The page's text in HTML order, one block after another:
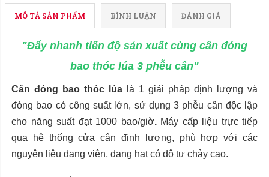
MÔ TẢ SẢN PHẨM BÌNH LUẬN ĐÁNH GIÁ
"Đẩy nhanh tiến độ sản xuất cùng cân đóng
bao thóc lúa 3 phễu cân"
Cân đóng bao thóc lúa
là 1 giải pháp định lượng và
đóng bao có công suất lớn, sử dụng 3 phễu cân độc lập
cho năng suất đạt 1000 bao/giờ. Máy cấp liệu trực tiếp
qua hệ thống cửa cân định lượng, phù hợp với các
nguyên liệu dạng viên, dạng hạt có độ tự chảy cao.